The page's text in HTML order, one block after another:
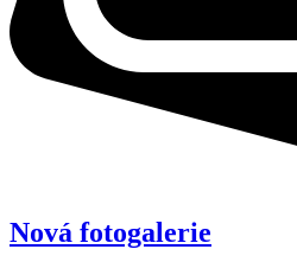
Nová fotogalerie